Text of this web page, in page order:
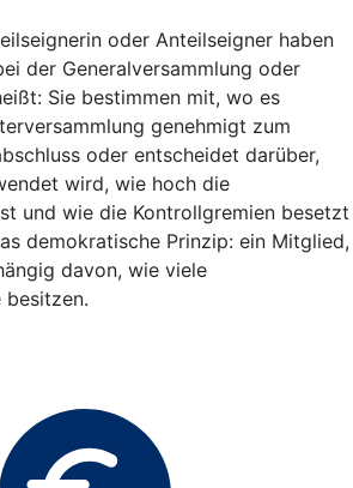
oder Anteilseigner haben
der Generalversammlung oder
Sie bestimmen mit, wo es
genehmigt zum
oder entscheidet darüber,
wird, wie hoch die
und wie die Kontrollgremien besetzt
demokratische Prinzip: ein Mitglied,
davon, wie viele
besitzen.